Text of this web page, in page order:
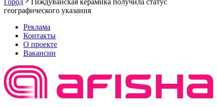
географического указания
Реклама
Контакты
О проекте
Вакансии